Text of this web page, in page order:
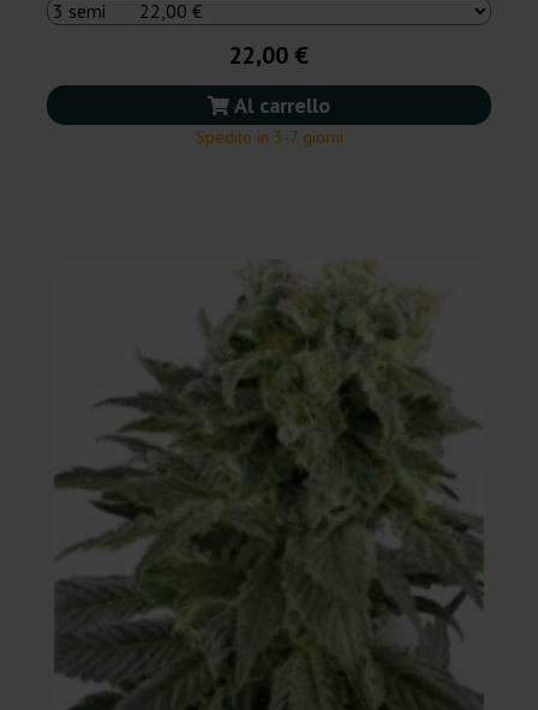
22,00 €
Al carrello
Spedito in 3-7 giorni